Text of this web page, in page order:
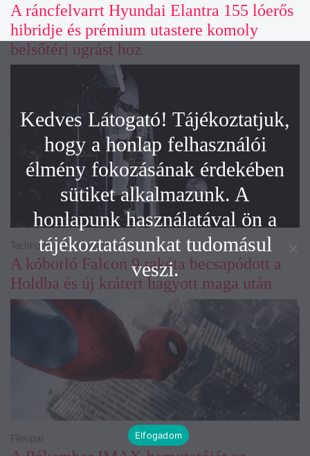
A ráncfelvarrt Hyundai Elantra 155 lóerős
hibridje és prémium utastere komoly
belsőtéri ugrást hoz
A kóborló Falcon 9 rakéta becsapódott a
Holdba és új krátert hagyott maga után
Technológia és Tudomány
Filmipar
Kedves Látogató! Tájékoztatjuk,
hogy a honlap felhasználói
élmény fokozásának érdekében
sütiket alkalmazunk. A
honlapunk használatával ön a
tájékoztatásunkat tudomásul
veszi.
Elfogadom